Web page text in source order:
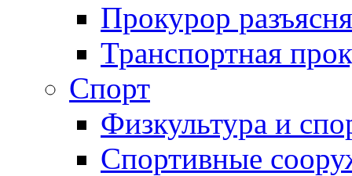
Прокурор
Транспортная
Спорт
Физкультура и
Спортивные